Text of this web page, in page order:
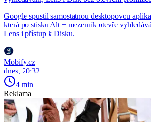
Google spustil samostatnou desktopovou
která po stisku Alt + mezerník otevře
Lens i přístup k Disku.
Mobify.cz
dnes, 20:32
4 min
Reklama